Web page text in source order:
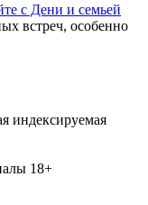
с Дени и семьей
встреч, особенно
индексируемая
18+